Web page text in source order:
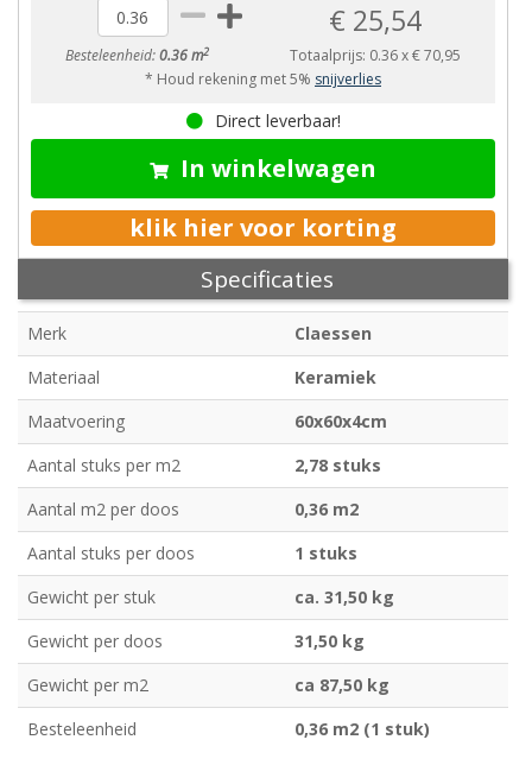
Besteleenheid:0.36 m2
€ 25,54
Totaalprijs: 0.36x€ 70,95
* Houd rekening met 5% snijverlies
Direct leverbaar!
In winkelwagen
klik hier voor korting
Specificaties
Merk
Claessen
Materiaal
Keramiek
Maatvoering
60x60x4cm
Aantal stuks per m2
2,78 stuks
Aantal m2 per doos
0,36 m2
Aantal stuks per doos
1 stuks
Gewicht per stuk
ca. 31,50 kg
Gewicht per doos
31,50 kg
Gewicht per m2
ca 87,50 kg
Besteleenheid
0,36 m2 (1 stuk)